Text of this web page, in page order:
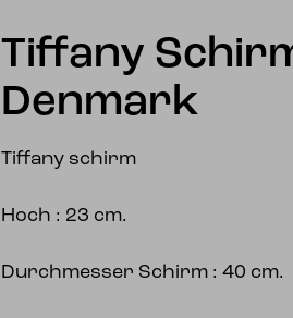
Tiffany
Denmark
Tiffany schirm
Hoch : 23 cm.
Durchmesser Schirm : 40 cm.